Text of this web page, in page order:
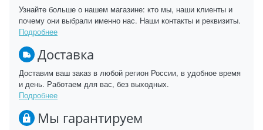
Узнайте больше о нашем магазине: кто мы, наши клиенты и
почему они выбрали именно нас. Наши контакты и реквизиты.
Подробнее
Доставка
Доставим ваш заказ в любой регион России, в удобное время
и день. Работаем для вас, без выходных.
Подробнее
Мы гарантируем